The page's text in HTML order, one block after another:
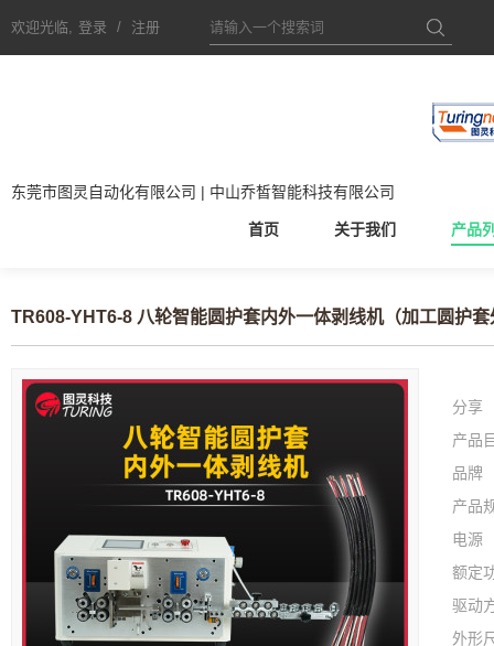
欢迎光临, 登录 / 注册
东莞市图灵自动化有限公司 | 中山乔皙智能科技有限公司
首页 关于我们 产品
TR608-YHT6-8 八轮智能圆护套内外一体剥线机（加工圆护
分享
产品
品牌
产品
电源
额定
驱动
外形